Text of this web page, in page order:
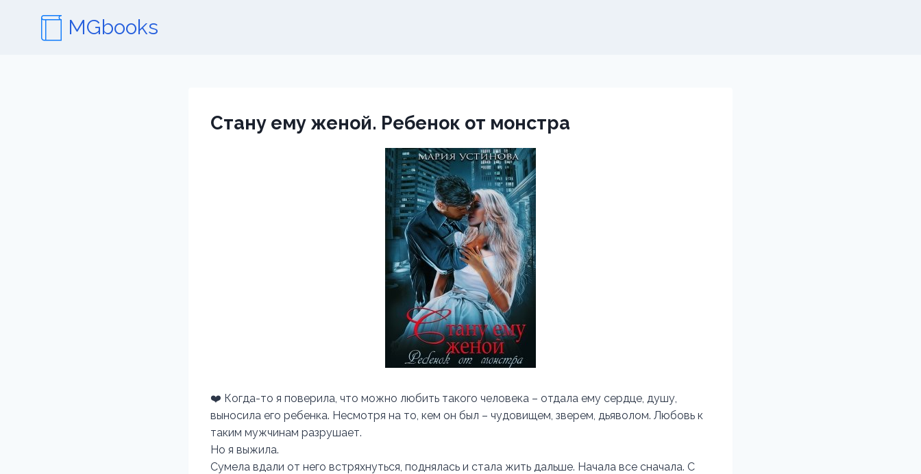
содержимому
MGbooks
Стану ему женой. Ребенок от монстра
❤️ Когда-то я поверила, что можно любить такого человека – отдала ему сердце, душу,
выносила его ребенка. Несмотря на то, кем он был – чудовищем, зверем, дьяволом. Любовь к
таким мужчинам разрушает.
Но я выжила.
Сумела вдали от него встряхнуться, поднялась и стала жить дальше. Начала все сначала. С